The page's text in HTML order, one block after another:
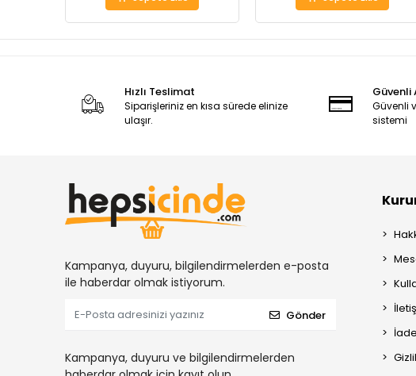
Hızlı Teslimat
Siparişleriniz en kısa sürede elinize
ulaşır.
Güvenli
Güvenli
sistemi
Kampanya, duyuru, bilgilendirmelerden e-posta
ile haberdar olmak istiyorum.
Gönder
Kampanya, duyuru ve bilgilendirmelerden